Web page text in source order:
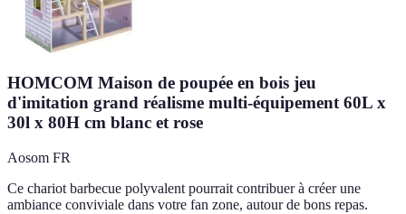
HOMCOM Maison de poupée en bois jeu
d'imitation grand réalisme multi-équipement 60L x
30l x 80H cm blanc et rose
Aosom FR
Ce chariot barbecue polyvalent pourrait contribuer à créer une
ambiance conviviale dans votre fan zone, autour de bons repas.